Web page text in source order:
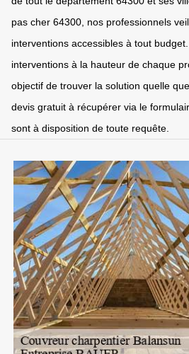
pas cher 64300, nos professionnels
interventions accessibles à tout
interventions à la hauteur de chaque
objectif de trouver la solution quelle
devis gratuit à récupérer via le
sont à disposition de toute requête.